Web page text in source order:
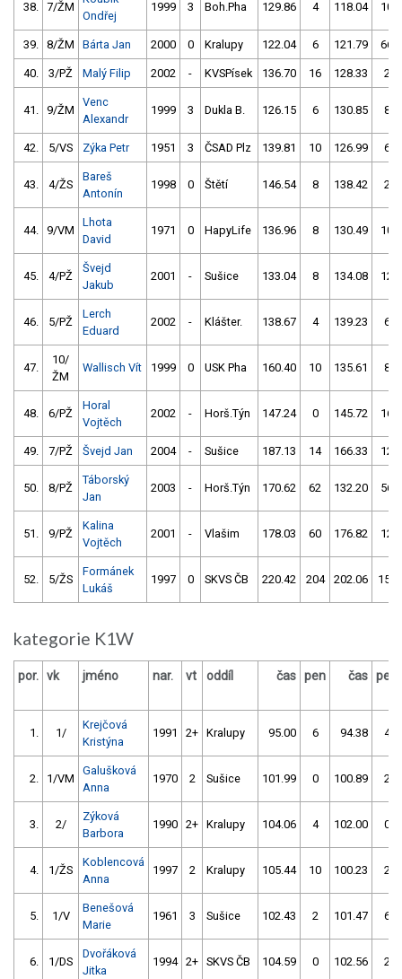
38. 7/ŽM
Ondřej
1999 3 Boh.Pha 129.86 4 118.04 10
39. 8/ŽM Bárta Jan 2000 0 Kralupy 122.04 6 121.79 66
40. 3/PŽ Malý Filip 2002 - KVSPísek 136.70 16 128.33 2
41. 9/ŽM
Venc
Alexandr
1999 3 Dukla B. 126.15 6 130.85 8
42. 5/VS Zýka Petr 1951 3 ČSAD Plz 139.81 10 126.99 6
43. 4/ŽS
Bareš
Antonín
1998 0 Štětí 146.54 8 138.42 2
44. 9/VM
Lhota
David
1971 0 HapyLife 136.96 8 130.49 10
45. 4/PŽ
Švejd
Jakub
2001 - Sušice 133.04 8 134.08 12
46. 5/PŽ
Lerch
Eduard
2002 - Klášter. 138.67 4 139.23 6
47.
10/
ŽM
Wallisch Vít 1999 0 USK Pha 160.40 10 135.61 8
48. 6/PŽ
Horal
Vojtěch
2002 - Horš.Týn 147.24 0 145.72 16
49. 7/PŽ Švejd Jan 2004 - Sušice 187.13 14 166.33 12
50. 8/PŽ
Táborský
Jan
2003 - Horš.Týn 170.62 62 132.20 56
51. 9/PŽ
Kalina
Vojtěch
2001 - Vlašim 178.03 60 176.82 12
52. 5/ŽS
Formánek
Lukáš
1997 0 SKVS ČB 220.42 204 202.06 156
kategorie K1W
por. vk jméno nar. vt oddíl čas pen čas pen
1. 1/
Krejčová
Kristýna
1991 2+ Kralupy 95.00 6 94.38 4
2. 1/VM
Galušková
Anna
1970 2 Sušice 101.99 0 100.89 2
3. 2/
Zýková
Barbora
1990 2+ Kralupy 104.06 4 102.00 0
4. 1/ŽS
Koblencová
Anna
1997 2 Kralupy 105.44 10 100.23 2
5. 1/V
Benešová
Marie
1961 3 Sušice 102.43 2 101.47 6
6. 1/DS
Dvořáková
Jitka
1994 2+ SKVS ČB 104.59 0 102.56 2